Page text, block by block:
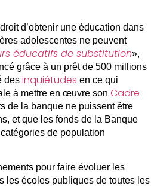
d’obtenir une éducation dans
adolescentes ne peuvent
éducatifs de substitution»,
grâce à un prêt de 500 millions
des inquiétudes en ce qui
à mettre en œuvre son Cadre
de la banque ne puissent être
et que les fonds de la Banque
de population
pour faire évoluer les
les écoles publiques de toutes les